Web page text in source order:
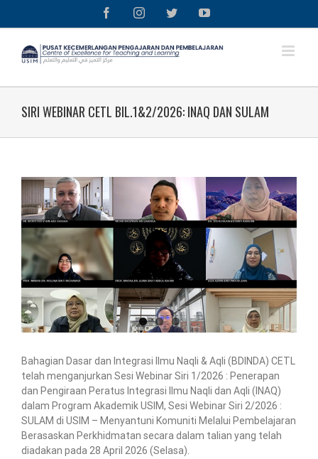
FacebookInstagramTwitterYouTube
SIRI WEBINAR CETL BIL.1&2/2026: INAQ DAN SULAM
View
Larger
Image
Bahagian Dasar dan Integrasi Ilmu Naqli & Aqli (BDINDA) CETL
telah menganjurkan Sesi Webinar Siri 1/2026 : Penerapan
dan Pengiraan Peratus Integrasi Ilmu Naqli dan Aqli (INAQ)
dalam Program Akademik USIM, Sesi Webinar Siri 2/2026 :
SULAM di USIM – Menyantuni Komuniti Melalui Pembelajaran
Berasaskan Perkhidmatan secara dalam talian yang telah
diadakan pada 28 April 2026 (Selasa).